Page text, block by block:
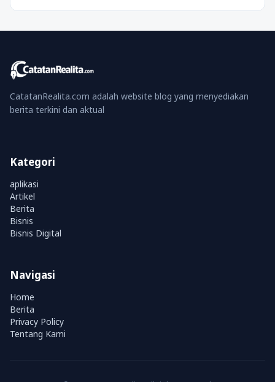
CatatanRealita.com adalah website blog yang menyediakan
berita terkini dan aktual
Kategori
aplikasi
Artikel
Berita
Bisnis
Bisnis Digital
Navigasi
Home
Berita
Privacy Policy
Tentang Kami